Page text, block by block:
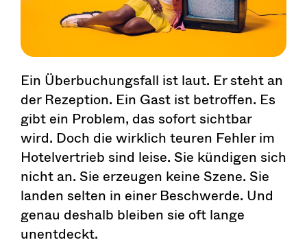
Ein Überbuchungsfall ist laut. Er steht an
der Rezeption. Ein Gast ist betroffen. Es
gibt ein Problem, das sofort sichtbar
wird. Doch die wirklich teuren Fehler im
Hotelvertrieb sind leise. Sie kündigen sich
nicht an. Sie erzeugen keine Szene. Sie
landen selten in einer Beschwerde. Und
genau deshalb bleiben sie oft lange
unentdeckt.